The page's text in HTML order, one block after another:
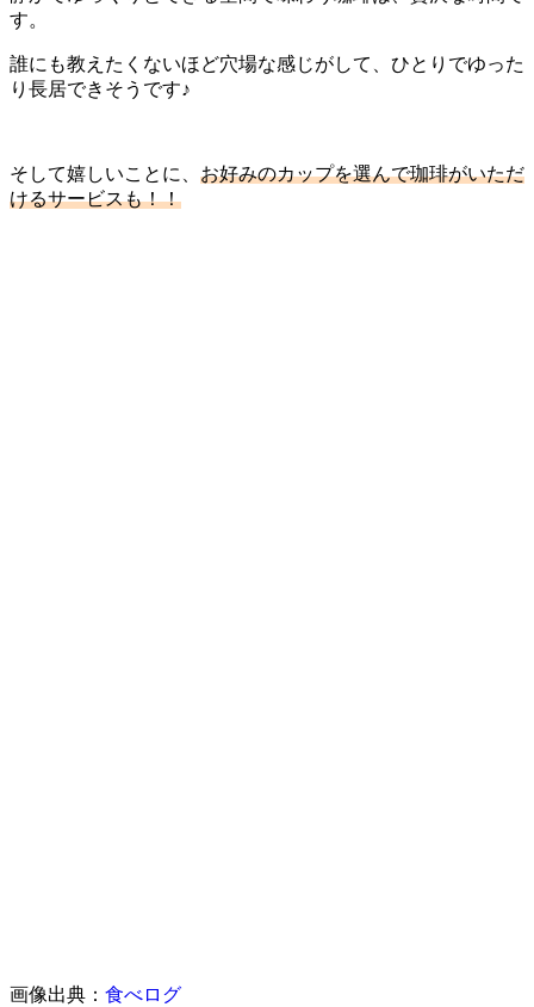
す。
誰にも教えたくないほど穴場な感じがして、ひとりでゆった
り長居できそうです♪
そして嬉しいことに、 お好みのカップを選んで珈琲がいただ
けるサービスも！！
画像出典： 食べログ